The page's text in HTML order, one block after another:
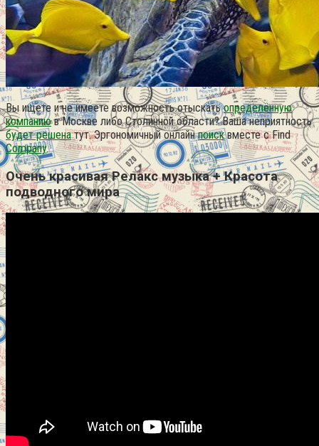
Вы ищете и не имеете возможность отыскатьопределённую
компаниюв Москве либо Столичной области? Ваша неприятность
будет решенатут. Эргономичный онлайнпоисквместе с Find
Company.
Очень красивая Релакс музыка + Красота
подводного мира